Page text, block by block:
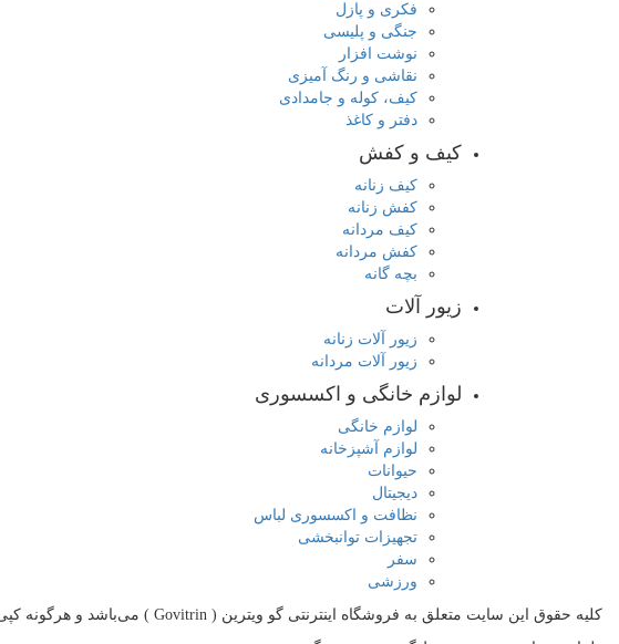
فکری و پازل
جنگی و پلیسی
نوشت افزار
نقاشی و رنگ آمیزی
کیف، کوله و جامدادی
دفتر و کاغذ
کیف و کفش
کیف زنانه
کفش زنانه
کیف مردانه
کفش مردانه
بچه گانه
زیور آلات
زیور آلات زنانه
زیور آلات مردانه
لوازم خانگی و اکسسوری
لوازم خانگی
لوازم آشپزخانه
حیوانات
دیجیتال
نظافت و اکسسوری لباس
تجهیزات توانبخشی
سفر
ورزشی
کلیه حقوق اين سايت متعلق به فروشگاه اینترنتی گو ویترین ( Govitrin ) می‌باشد و هرگونه کپی برداری از قالب این سایت پیگرد قانونی دارد